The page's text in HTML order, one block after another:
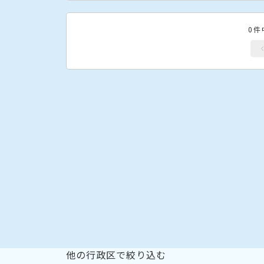
0件
他の行政区で絞り込む